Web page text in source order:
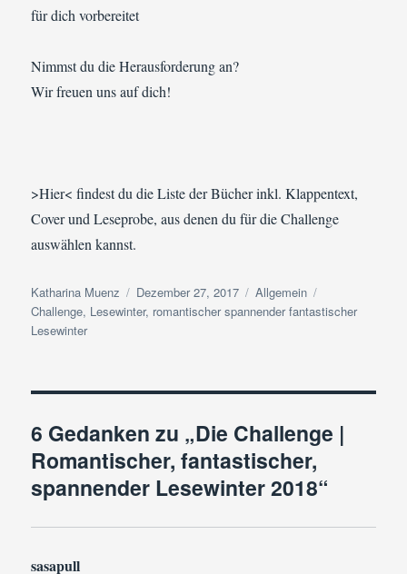
für dich vorbereitet
Nimmst du die Herausforderung an?
Wir freuen uns auf dich!
>Hier< findest du die Liste der Bücher inkl. Klappentext,
Cover und Leseprobe, aus denen du für die Challenge
auswählen kannst.
Autor
Katharina Muenz
Veröffentlicht
am
Dezember 27, 2017 Kategorien
Allgemein
Challenge, Lesewinter, romantischer spannender fantastischer
Lesewinter
6 Gedanken zu „Die Challenge |
Romantischer, fantastischer,
spannender Lesewinter 2018“
sasapull